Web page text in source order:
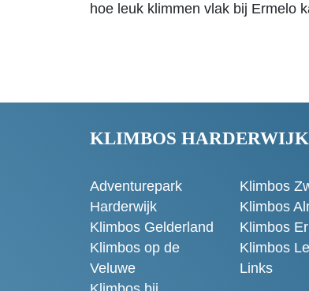
hoe leuk klimmen vlak bij Ermelo
KLIMBOS HARDERWIJK
Adventurepark
Harderwijk
Klimbos Gelderland
Klimbos op de
Veluwe
Klimbos
Klimbos
Klimbos
Klimbos
Links